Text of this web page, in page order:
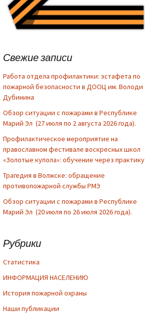
Свежие записи
Работа отдела профилактики: эстафета по
пожарной безопасности в ДООЦ им. Володи
Дубинина
Обзор ситуации с пожарами в Республике
Марий Эл (27 июля по 2 августа 2026 года).
Профилактическое мероприятие на
православном фестивале воскресных школ
«Золотые купола»: обучение через практику
Трагедия в Волжске: обращение
противопожарной службы РМЭ
Обзор ситуации с пожарами в Республике
Марий Эл (20 июля по 26 июля 2026 года).
Рубрики
Cтатистика
ИНФОРМАЦИЯ НАСЕЛЕНИЮ
История пожарной охраны
Наши публикации